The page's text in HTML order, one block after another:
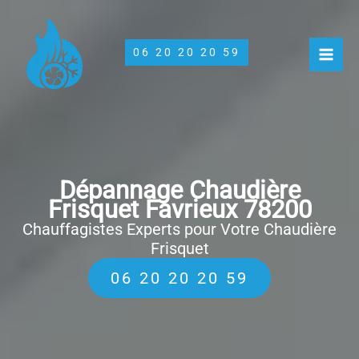
contenu
06 20 20 20 59
Dépannage Chaudière
Frisquet Favrieux 78200
Chauffagistes Experts pour Votre Chaudière
Frisquet
06 20 20 20 59